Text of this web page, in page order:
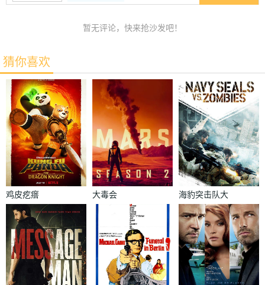
暂无评论，快来抢沙发吧！
猜你喜欢
鸡皮疙瘩 大毒会
海豹突击队大
战僵尸